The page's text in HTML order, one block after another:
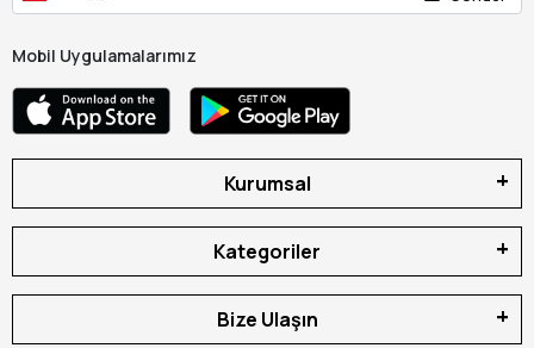
Mobil Uygulamalarımız
Kurumsal
Kategoriler
Bize Ulaşın